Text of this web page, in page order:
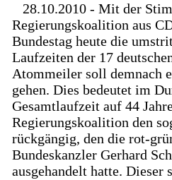
28.10.2010 - Mit der
Regierungskoalition aus
Bundestag heute die
Laufzeiten der 17
Atommeiler soll demnach
gehen. Dies bedeutet im
Gesamtlaufzeit auf 44
Regierungskoalition den
rückgängig, den die rot-
Bundeskanzler Gerhard
ausgehandelt hatte. Dieser